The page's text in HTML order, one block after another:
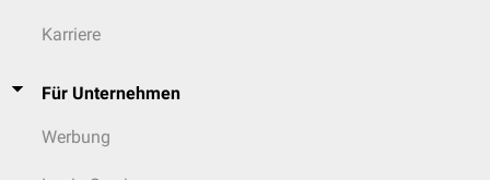
Karriere
Für Unternehmen
Werbung